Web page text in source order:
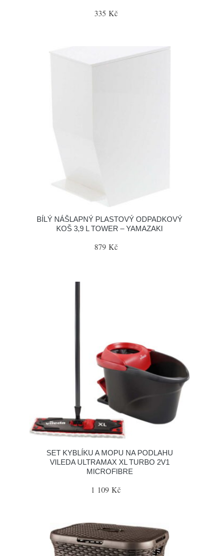
335 Kč
BÍLÝ NÁŠLAPNÝ PLASTOVÝ ODPADKOVÝ
KOŠ 3,9 L TOWER – YAMAZAKI
879 Kč
SET KYBLÍKU A MOPU NA PODLAHU
VILEDA ULTRAMAX XL TURBO 2V1
MICROFIBRE
1 109 Kč